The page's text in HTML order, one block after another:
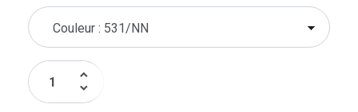
keyboard_arrow_up
keyboard_arrow_down